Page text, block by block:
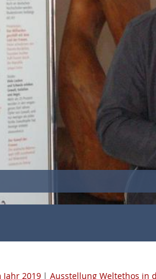
2019 | Ausstellung Weltethos in